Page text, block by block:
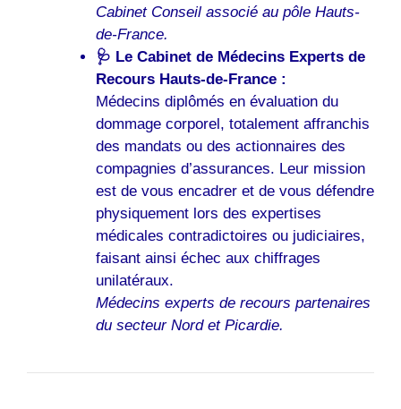
Cabinet Conseil associé au pôle Hauts-
de-France.
🩺 Le Cabinet de Médecins Experts de
Recours Hauts-de-France :
Médecins diplômés en évaluation du
dommage corporel, totalement affranchis
des mandats ou des actionnaires des
compagnies d’assurances. Leur mission
est de vous encadrer et de vous défendre
physiquement lors des expertises
médicales contradictoires ou judiciaires,
faisant ainsi échec aux chiffrages
unilatéraux.
Médecins experts de recours partenaires
du secteur Nord et Picardie.